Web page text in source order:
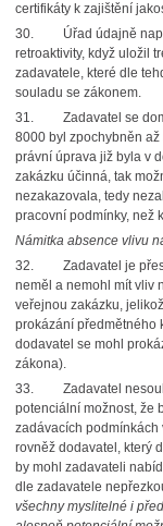
certifikáty k zajištění
30.
Úřad údajně
retroaktivity, když uložil
zadavatele, které dle
souladu se zákonem.
31.
Zadavatel se
8000 byl zpochybněn až
právní úprava již byla v
zakázku účinná, tak
nezakazovala, tedy
pracovní podmínky, než
Námitka absence vlivu
32.
Zadavatel je
neměl a nemohl mít vliv
veřejnou zakázku,
prokázání předmětného
dodavatel se mohl
zákona).
33.
Zadavatel
potenciální možnost, že
zadávacích
rovněž dodavatel, který
by mohl zadavateli
dle zadavatele
všechny myslitelné i